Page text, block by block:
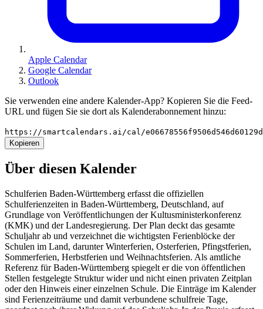
Apple Calendar
Google Calendar
Outlook
Sie verwenden eine andere Kalender-App? Kopieren Sie die Feed-
URL und fügen Sie sie dort als Kalenderabonnement hinzu:
https://smartcalendars.ai/cal/
Kopieren
Über diesen Kalender
Schulferien Baden-Württemberg erfasst die offiziellen
Schulferienzeiten in Baden-Württemberg, Deutschland, auf
Grundlage von Veröffentlichungen der Kultusministerkonferenz
(KMK) und der Landesregierung. Der Plan deckt das gesamte
Schuljahr ab und verzeichnet die wichtigsten Ferienblöcke der
Schulen im Land, darunter Winterferien, Osterferien, Pfingstferien,
Sommerferien, Herbstferien und Weihnachtsferien. Als amtliche
Referenz für Baden-Württemberg spiegelt er die von öffentlichen
Stellen festgelegte Struktur wider und nicht einen privaten Zeitplan
oder den Hinweis einer einzelnen Schule. Die Einträge im Kalender
sind Ferienzeiträume und damit verbundene schulfreie Tage,